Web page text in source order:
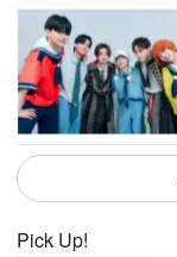
Pick Up!